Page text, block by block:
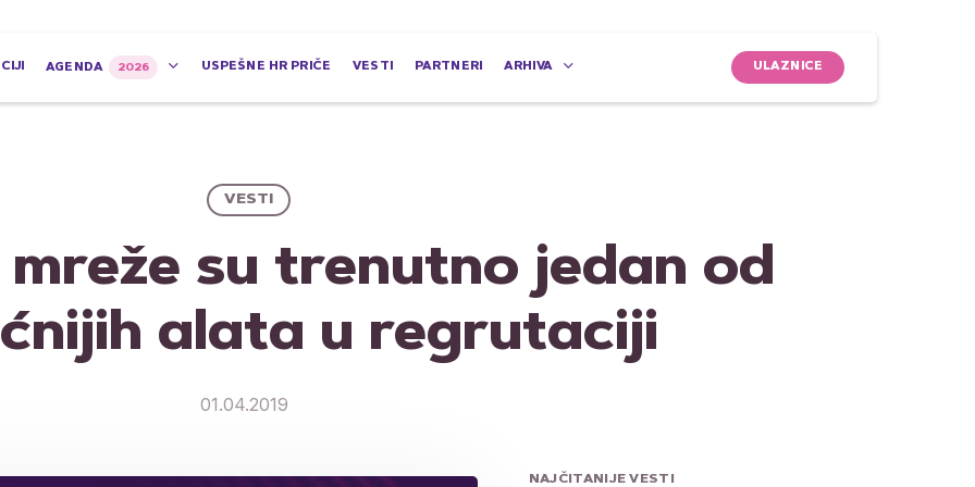
AGENDA 2026 USPEŠNE HR PRIČE VESTI PARTNERI ARHIVA ULAZNICE
VESTI
su trenutno jedan od
alata u regrutaciji
01.04.2019
NAJČITANIJE VESTI